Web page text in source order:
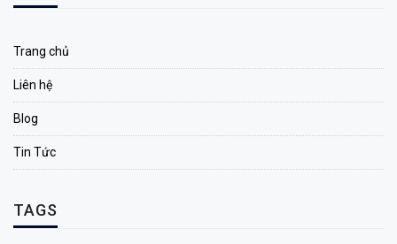
Trang chủ
Liên hệ
Blog
Tin Tức
TAGS